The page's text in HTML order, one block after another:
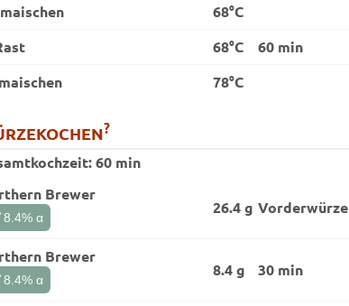
68°C
68°C
60 min
78°C
?
60 min
Brewer
8.4% α
26.4 g Vorder­würze
Brewer
8.4% α
8.4 g 30 min